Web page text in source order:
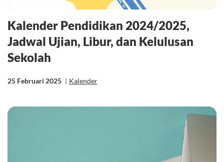
Kalender Pendidikan 2024/2025,
Jadwal Ujian, Libur, dan Kelulusan
Sekolah
25 Februari 2025 | Kalender